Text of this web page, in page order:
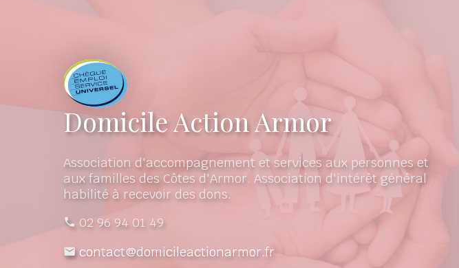
Domicile Action Armor
Association d'accompagnement et services aux personnes et
aux familles des Côtes d'Armor. Association d'intérêt général
habilité à recevoir des dons.
02 96 94 01 49
contact@domicileactionarmor.fr